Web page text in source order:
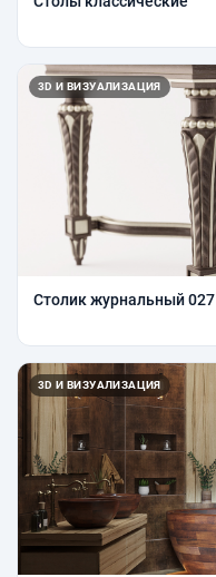
3D И ВИЗУАЛИЗАЦИЯ
Столик журнальный 027
3D И ВИЗУАЛИЗАЦИЯ